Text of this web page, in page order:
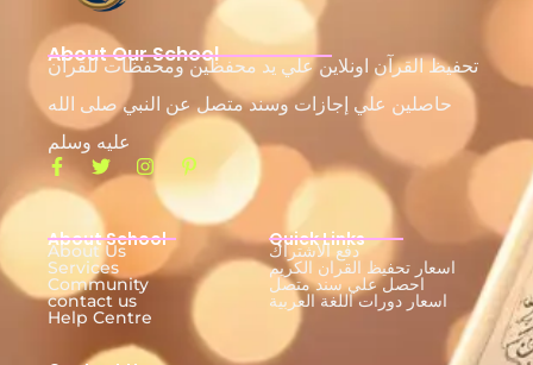
About Our School
تحفيظ القرآن اونلاين علي يد محفظين ومحفظات للقرآن
حاصلين علي إجازات وسند متصل عن النبي صلى الله
عليه وسلم
About School
About Us
Services
Community
contact us
Help Centre
Quick Links
دفع الاشتراك
اسعار تحفيظ القران الكريم
احصل علي سند متصل
اسعار دورات اللغة العربية